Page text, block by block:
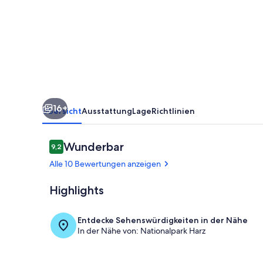
16+
ÜbersichtAusstattungLageRichtlinien
Bewertungen
9,29,2 von 10.
Wunderbar
Alle 10 Bewertungen anzeigen
Highlights
Entdecke Sehenswürdigkeiten in der Nähe
In der Nähe von: Nationalpark Harz